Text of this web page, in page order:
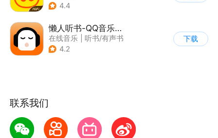
4.4
懒人听书-QQ音乐听书版
在线音乐
听书/有声书
4.2
下载
联系我们